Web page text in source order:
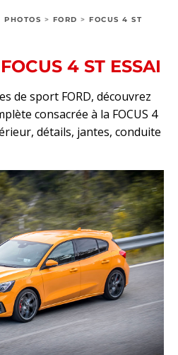
PHOTOS > FORD > FOCUS 4 ST
4 ST ESSAI
de sport FORD, découvrez
consacrée à la FOCUS 4
détails, jantes, conduite